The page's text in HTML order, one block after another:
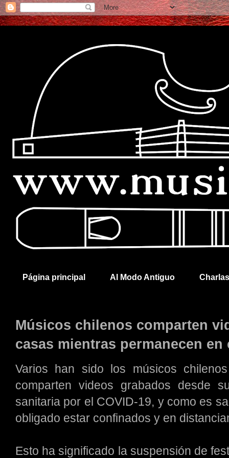
Página principal Al Modo Antiguo
Músicos chilenos comparten
casas mientras permanecen en
Varios han sido los músicos
comparten videos grabados desde
sanitaria por el COVID-19, y como es
obligado estar confinados y en
Esto ha significado la suspensión de